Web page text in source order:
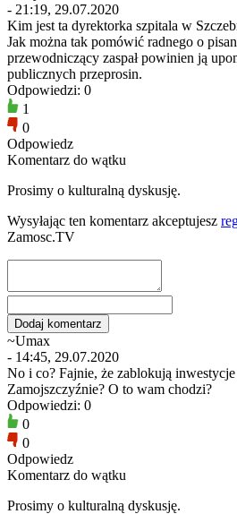
- 21:19, 29.07.2020
Kim jest ta dyrektorka szpitala w
Jak można tak pomówić radnego o
przewodniczący zaspał powinien ją
publicznych przeprosin.
Odpowiedzi: 0
1
0
Odpowiedz
Komentarz do wątku
Prosimy o kulturalną dyskusję.
Wysyłając ten komentarz akceptujesz
Zamosc.TV
~Umax
- 14:45, 29.07.2020
No i co? Fajnie, że zablokują
Zamojszczyźnie? O to wam chodzi?
Odpowiedzi: 0
0
0
Odpowiedz
Komentarz do wątku
Prosimy o kulturalną dyskusję.